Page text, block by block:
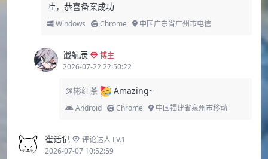
哇，恭喜备案成功
Windows Chrome 中国广东省广州市电信
谶航辰
博主
2026-07-22 22:50:22
@彬红茶 Amazing~
Android Chrome 中国福建省泉州市移动
崔话记
评论达人 LV.1
2026-07-07 10:52:59